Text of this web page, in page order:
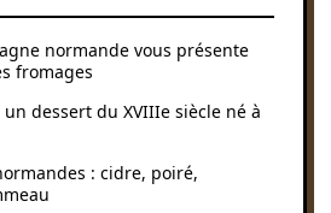
normande vous présente
fromages
un dessert du XVIIIe siècle né à
: cidre, poiré,